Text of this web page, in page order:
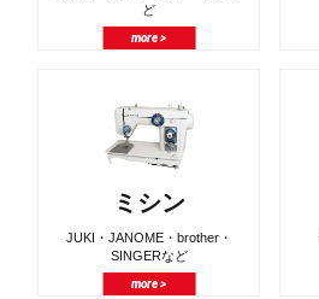
ど
more >
ミシン
JUKI・JANOME・brother・
SINGERなど
more >